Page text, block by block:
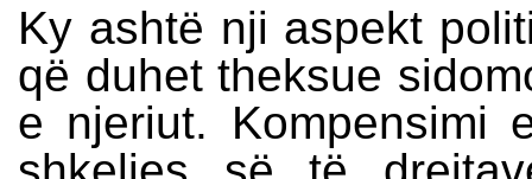
Ky ashtë nji aspekt
që duhet theksue
e njeriut. Kompensimi